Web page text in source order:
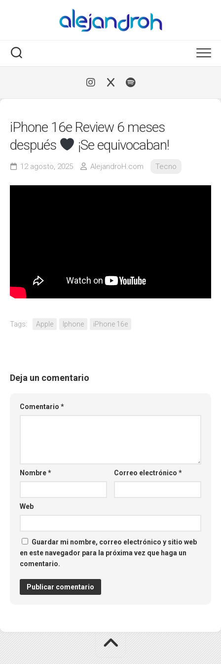
iPhone 16e Review 6 meses
después
¡Se equivocaban!
12 agosto, 2025 AlejandroH.com Tecno
Tags: Apple Iphone iPhone 16e
Deja un comentario
Comentario *
Nombre* Correo electrónico*
Web
Guardar mi nombre, correo electrónico y sitio web
en este navegador para la próxima vez que haga un
comentario.